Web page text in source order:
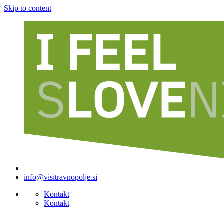
Skip to content
info@visitravnopolje.si
Kontakt
Kontakt